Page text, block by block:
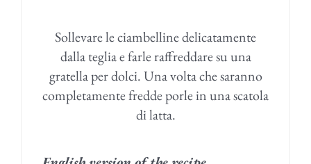
Sollevare le ciambelline delicatamente
dalla teglia e farle raffreddare su una
gratella per dolci. Una volta che saranno
completamente fredde porle in una scatola
di latta.